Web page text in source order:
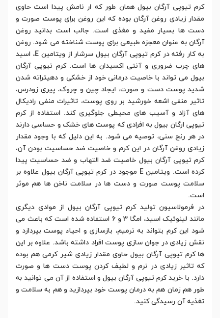
کرم تیوپی آرگان بیول همان طور که ار نامش پیدا است حاوی
مقدار زیادی روغن آرگان بوده که این روغن برای پوست صورت و
دست ها بسیار مفید و مغذی است. جالب است بدانید روغن
آرگان به عنوان معجزه طبیعی برای پوست شناخته می شود. روغن
به کار رفته در کرم تیوپی آرگان بیول سرشار از ویتامین E، اسید
های چرب ضروری و آنتی اکسیدان ها است. کرم تیوپی آرگان
بیول می تواند با خاصیت درمانی خود از خشکی و دهیتراته شدن
شدید پوست دست و صورت، ایجاد چین و چروک، پیری زودرس،
تاثیر منفی اشعه خورشید بر روی پوست، تاثیرات منفی رادیکال
های آزاد و آسیب های محیطی جلوگیری کند. استفاده از کرم
تیوپی ارگان بیول به افرادی که پوست های خشک و حساسی دارند
در هر رنج سنی، توصیه می شود. به این دلیل که با وجود مقدار
زیادی روغن آرگان در این کرم و خاصیت ضد حساسیت بودن آن،
کرم تیوپی آرگان بیول خاصیت ضد التهاب و ضد حساسیت پیدا
کرده است. ویتامین E موجود در کرم تیوپی آرگان بیول علاوه بر
سلامت پوست صورت و دست ها در سلامت ناخن ها هم موثر
است.
در فرمولاسیون تولید کرم تیوپی آرگان بیول از موادی دیگری
مانند لینوئیک اسید، امگا 3 و 6 استفاده شده است که باعث می
شود این کرم بتواند به ترمیم، بازسازی و احیاء پوست بپردازد و
نقش زیادی در جوان سازی پوست افراد داشته باشد. علاوه بر این
ها کرم تیوپی آرگان بیول حاوی مقدار زیادی شیر کرمی هم بوده
که تاثیر زیادی در نرم و لطیف کردن پوست دست ها و صورت
دارد. با خرید کرم تیوپی آرگان بیول و استفاده از آن می توانید به
طور هم زمان هم به درمان پوست خود بپردازید و هم به سلامت و
تغذیه آن رسیدگی کنید.